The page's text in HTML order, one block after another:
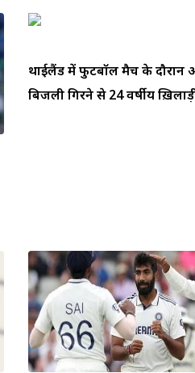
थाईलैंड में फुटबॉल मैच के दौरान
बिजली गिरने से 24 वर्षीय